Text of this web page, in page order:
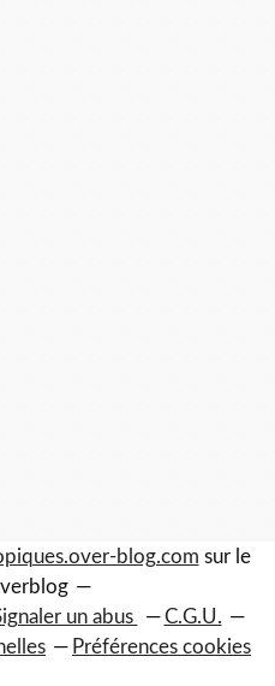
blog.com sur le
un abus
C.G.U.
Préférences cookies